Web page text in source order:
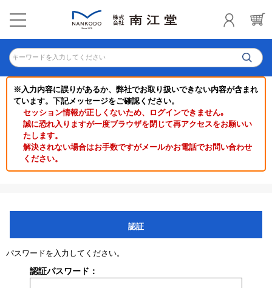
キーワードを入力してください
※入力内容に誤りがあるか、弊社でお取り扱いできない内容が含まれ
ています。下記メッセージをご確認ください。
セッション情報が正しくないため、ログインできません｡
誠に恐れ入りますが一度ブラウザを閉じて再アクセスをお願いい
たします。
解決されない場合はお手数ですがメールかお電話でお問い合わせ
ください。
認証
パスワードを入力してください。
認証パスワード：